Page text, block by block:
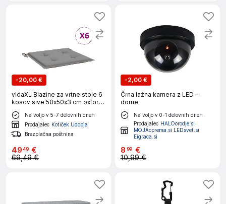
-20,00 €
vidaXL Blazine za vrtne stole 6
kosov sive 50x50x3 cm oxford
tkanina
Na voljo v 5-7 delovnih dneh
Prodajalec Kotiček Udobja
Brezplačna poštnina
4949 €
69,49 €
-2,00 €
Črna lažna kamera z LED –
dome
Na voljo v 0-1 delovnih dneh
Prodajalec HALOorodje.si
MOJAoprema.si LEDsvet.si
Eigraca.si
8 99 €
10,99 €